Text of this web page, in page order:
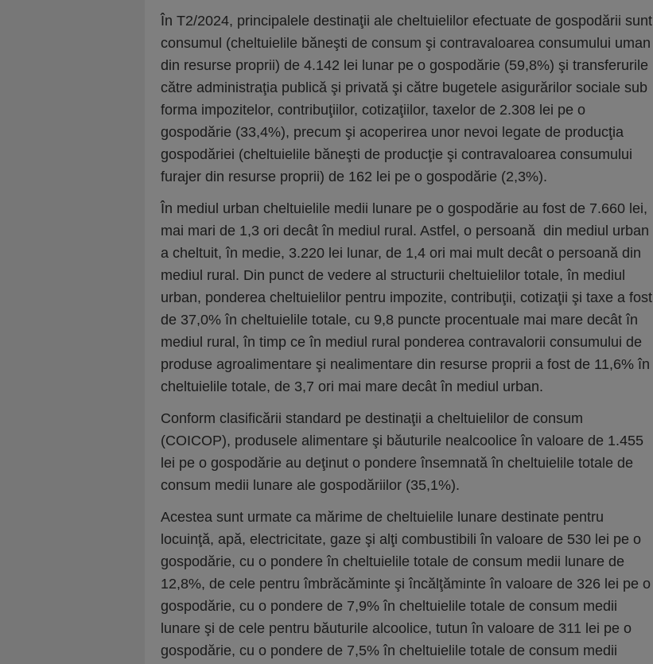
În T2/2024, principalele destinaţii ale cheltuielilor efectuate de gospodării sunt
consumul (cheltuielile băneşti de consum şi contravaloarea consumului uman
din resurse proprii) de 4.142 lei lunar pe o gospodărie (59,8%) şi transferurile
către administraţia publică şi privată şi către bugetele asigurărilor sociale sub
forma impozitelor, contribuţiilor, cotizaţiilor, taxelor de 2.308 lei pe o
gospodărie (33,4%), precum şi acoperirea unor nevoi legate de producţia
gospodăriei (cheltuielile băneşti de producţie şi contravaloarea consumului
furajer din resurse proprii) de 162 lei pe o gospodărie (2,3%).
În mediul urban cheltuielile medii lunare pe o gospodărie au fost de 7.660 lei,
mai mari de 1,3 ori decât în mediul rural. Astfel, o persoană din mediul urban
a cheltuit, în medie, 3.220 lei lunar, de 1,4 ori mai mult decât o persoană din
mediul rural. Din punct de vedere al structurii cheltuielilor totale, în mediul
urban, ponderea cheltuielilor pentru impozite, contribuţii, cotizaţii şi taxe a fost
de 37,0% în cheltuielile totale, cu 9,8 puncte procentuale mai mare decât în
mediul rural, în timp ce în mediul rural ponderea contravalorii consumului de
produse agroalimentare şi nealimentare din resurse proprii a fost de 11,6% în
cheltuielile totale, de 3,7 ori mai mare decât în mediul urban.
Conform clasificării standard pe destinaţii a cheltuielilor de consum
(COICOP), produsele alimentare şi băuturile nealcoolice în valoare de 1.455
lei pe o gospodărie au deţinut o pondere însemnată în cheltuielile totale de
consum medii lunare ale gospodăriilor (35,1%).
Acestea sunt urmate ca mărime de cheltuielile lunare destinate pentru
locuinţă, apă, electricitate, gaze şi alţi combustibili în valoare de 530 lei pe o
gospodărie, cu o pondere în cheltuielile totale de consum medii lunare de
12,8%, de cele pentru îmbrăcăminte şi încălţăminte în valoare de 326 lei pe o
gospodărie, cu o pondere de 7,9% în cheltuielile totale de consum medii
lunare şi de cele pentru băuturile alcoolice, tutun în valoare de 311 lei pe o
gospodărie, cu o pondere de 7,5% în cheltuielile totale de consum medii